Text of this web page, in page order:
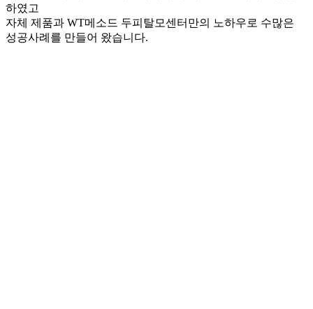
하였고
자체 제품과 WT메소드 두피탈모센터만의 노하우로 수많은
성공사례를 만들어 왔습니다.